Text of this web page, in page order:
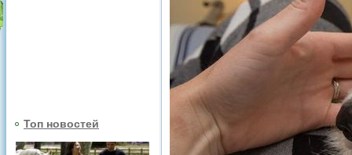
Топ новостей